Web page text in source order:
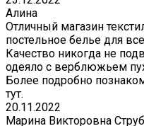
Алина
Отличный магазин
постельное белье для
Качество никогда не
одеяло с верблюжьем
Более подробно
тут.
20.11.2022
Марина Викторовна